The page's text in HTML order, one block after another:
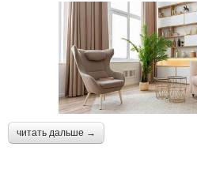
читать дальше →